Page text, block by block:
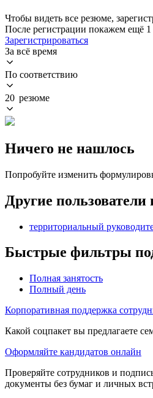
Чтобы видеть все резюме,
После регистрации покажем ещё
Зарегистрироваться
За всё время
По соответствию
20 резюме
Ничего не нашлось
Попробуйте изменить
Другие
территориальный
Быстрые фильтры
Полная занятость
Полный день
Корпоративная поддержка
Какой соцпакет вы предлагаете
Оформляйте кандидатов онлайн
Проверяйте сотрудников и
документы без бумаг и личных